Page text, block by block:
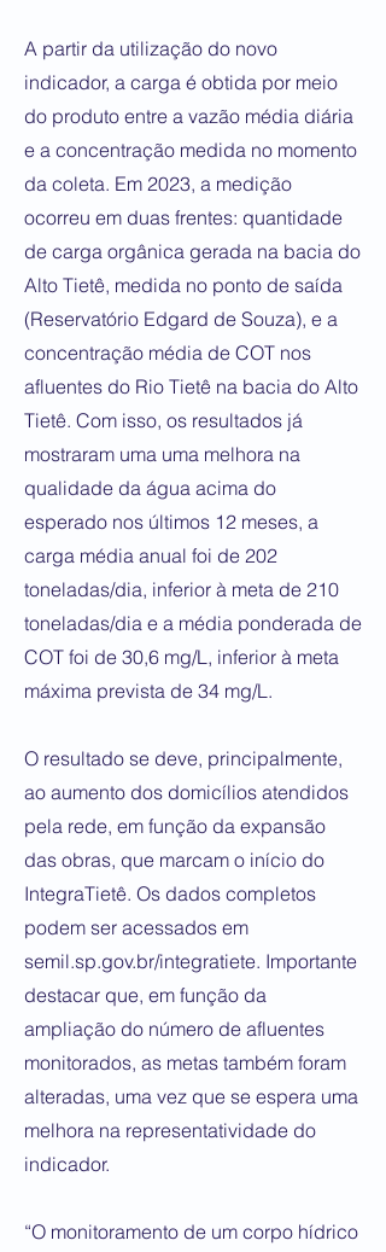
​A partir da utilização do novo
indicador, a carga é obtida por meio
do produto entre a vazão média diária
e a concentração medida no momento
da coleta. Em 2023, a medição
ocorreu em duas frentes: quantidade
de carga orgânica gerada na bacia do
Alto Tietê, medida no ponto de saída
(Reservatório Edgard de Souza), e a
concentração média de COT nos
afluentes do Rio Tietê na bacia do Alto
Tietê. Com isso, os resultados já
mostraram uma uma melhora na
qualidade da água acima do
esperado nos últimos 12 meses, a
carga média anual foi de 202
toneladas/dia, inferior à meta de 210
toneladas/dia e a média ponderada de
COT foi de 30,6 mg/L, inferior à meta
máxima prevista de 34 mg/L.
​O resultado se deve, principalmente,
ao aumento dos domicílios atendidos
pela rede, em função da expansão
das obras, que marcam o início do
IntegraTietê. Os dados completos
podem ser acessados em
semil.sp.gov.br/integratiete. Importante
destacar que, em função da
ampliação do número de afluentes
monitorados, as metas também foram
alteradas, uma vez que se espera uma
melhora na representatividade do
indicador.
​“O monitoramento de um corpo hídrico